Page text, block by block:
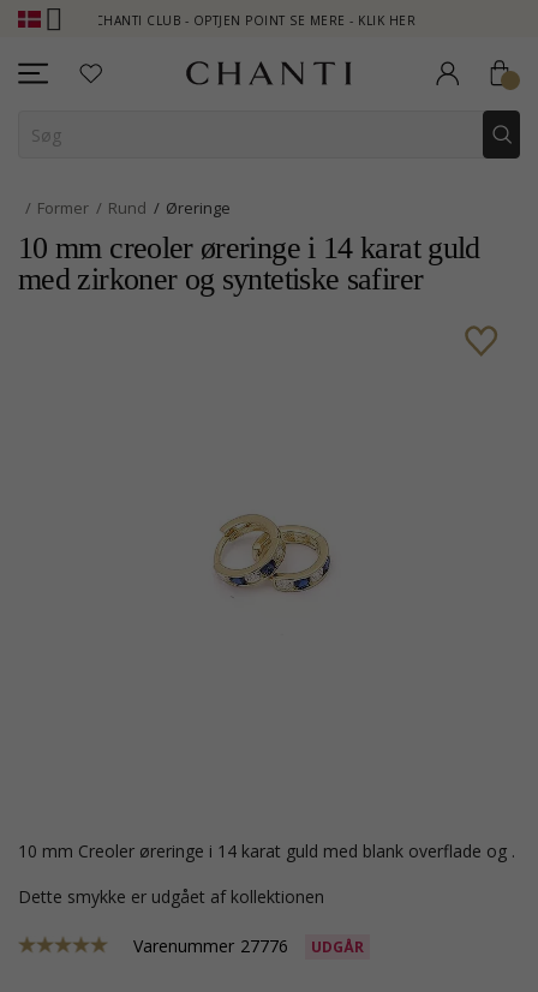
CHANTI CLUB - OPTJEN POINT SE MERE - KLIK HER
Former Rund Øreringe
10 mm creoler øreringe i 14 karat guld
med zirkoner og syntetiske safirer
10 mm Creoler øreringe i 14 karat guld med blank overflade og .
Dette smykke er udgået af kollektionen
Varenummer 27776 UDGÅR